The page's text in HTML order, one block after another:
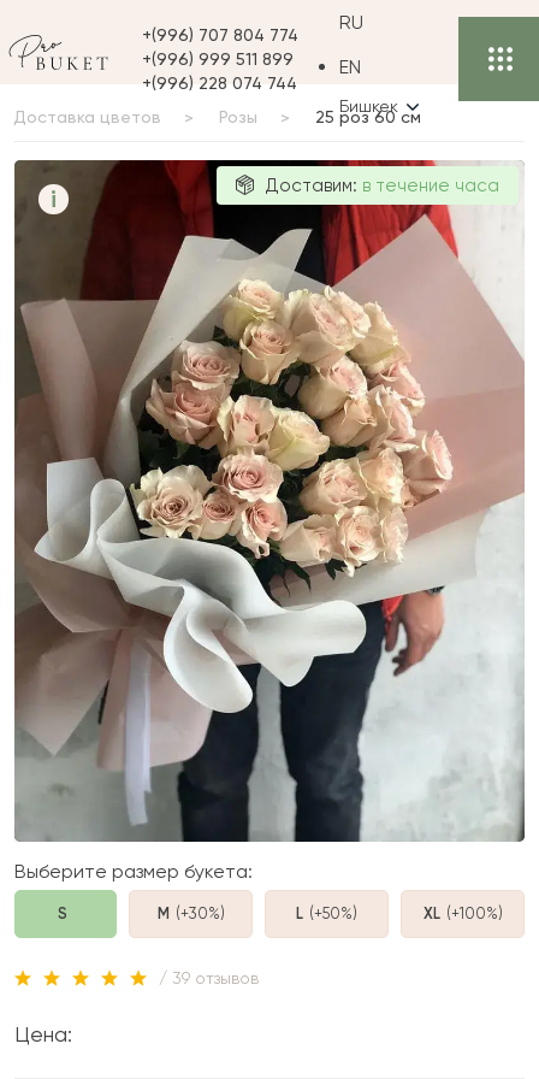
+(996) 707 804 774
+(996) 999 511 899
+(996) 228 074 744
RU
EN
Бишкек
Доставка цветов Розы 25 роз 60 см
i
25 роз 60 см Доставим: в течение часа
Выберите размер букета:
S M (+30%) L (+50%) XL (+100%)
/ 39 отзывов
Цена: